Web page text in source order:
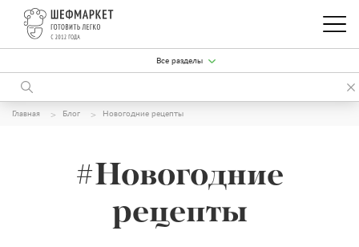
Все разделы
Главная Блог Новогодние рецепты
#Новогодние
рецепты